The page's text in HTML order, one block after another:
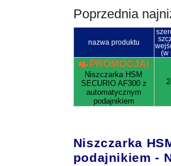
Poprzednia
nazwa produktu
(w
PROMOCJA!
Niszczarka HSM
SECURIO AF300 z
automatycznym
podajnikiem
Niszczarka
podajnikiem -